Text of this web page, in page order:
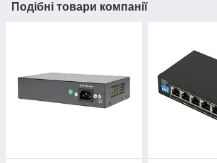
Подібні товари компанії